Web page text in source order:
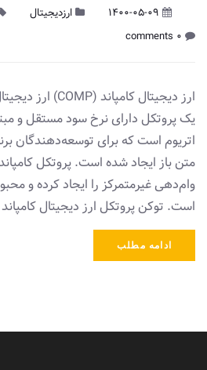
1400-05-09 ارزدیجیتال
0 comments
یک پروتکل دارای نرخ سود مستقل و
اتریوم است که برای توسعه‌دهندگان
متن باز ایجاد شده است. پروتکل
وام‌دهی غیرمتمرکز را ایجاد کرده و
است. توکن پروتکل ارز دیجیتال
ادامه مطلب